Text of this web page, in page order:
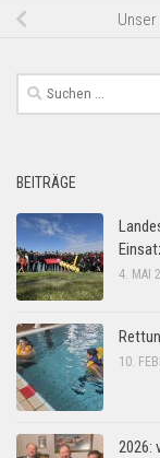
Suchen
nach:
BEITRÄGE
4. MAI
10.
2026: